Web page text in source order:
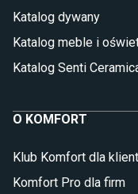
Katalog dywany
Katalog meble i
Katalog Senti
O KOMFORT
Klub Komfort dla
Komfort Pro dla firm